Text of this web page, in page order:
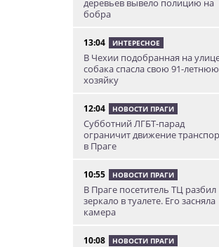
деревьев вывело полицию на
бобра
13:04 ИНТЕРЕСНОЕ
В Чехии подобранная на
собака спасла свою 91-летнюю
хозяйку
12:04 НОВОСТИ ПРАГИ
Субботний ЛГБТ-парад
ограничит движение
в Праге
10:55 НОВОСТИ ПРАГИ
В Праге посетитель ТЦ разбил
зеркало в туалете. Его засняла
камера
10:08 НОВОСТИ ПРАГИ